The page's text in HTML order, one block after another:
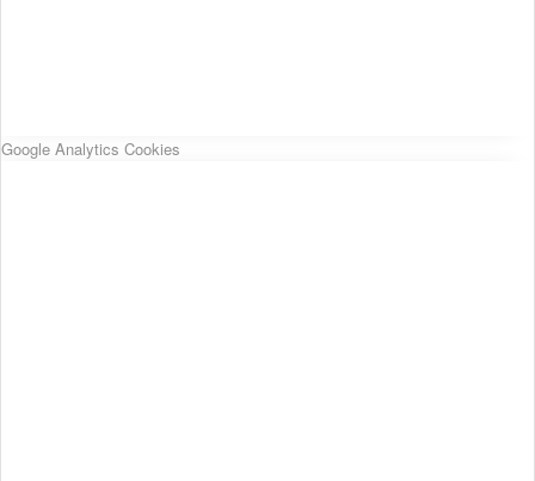
Google Analytics Cookies